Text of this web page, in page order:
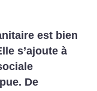
est bien
s’ajoute à
De